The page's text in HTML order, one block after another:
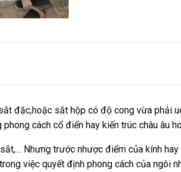
đặc,hoặc sắt hộp có độ cong vừa phải
cách cổ điển hay kiến trúc châu âu
Nhưng trước nhược điểm của kính
việc quyết định phong cách của ngôi